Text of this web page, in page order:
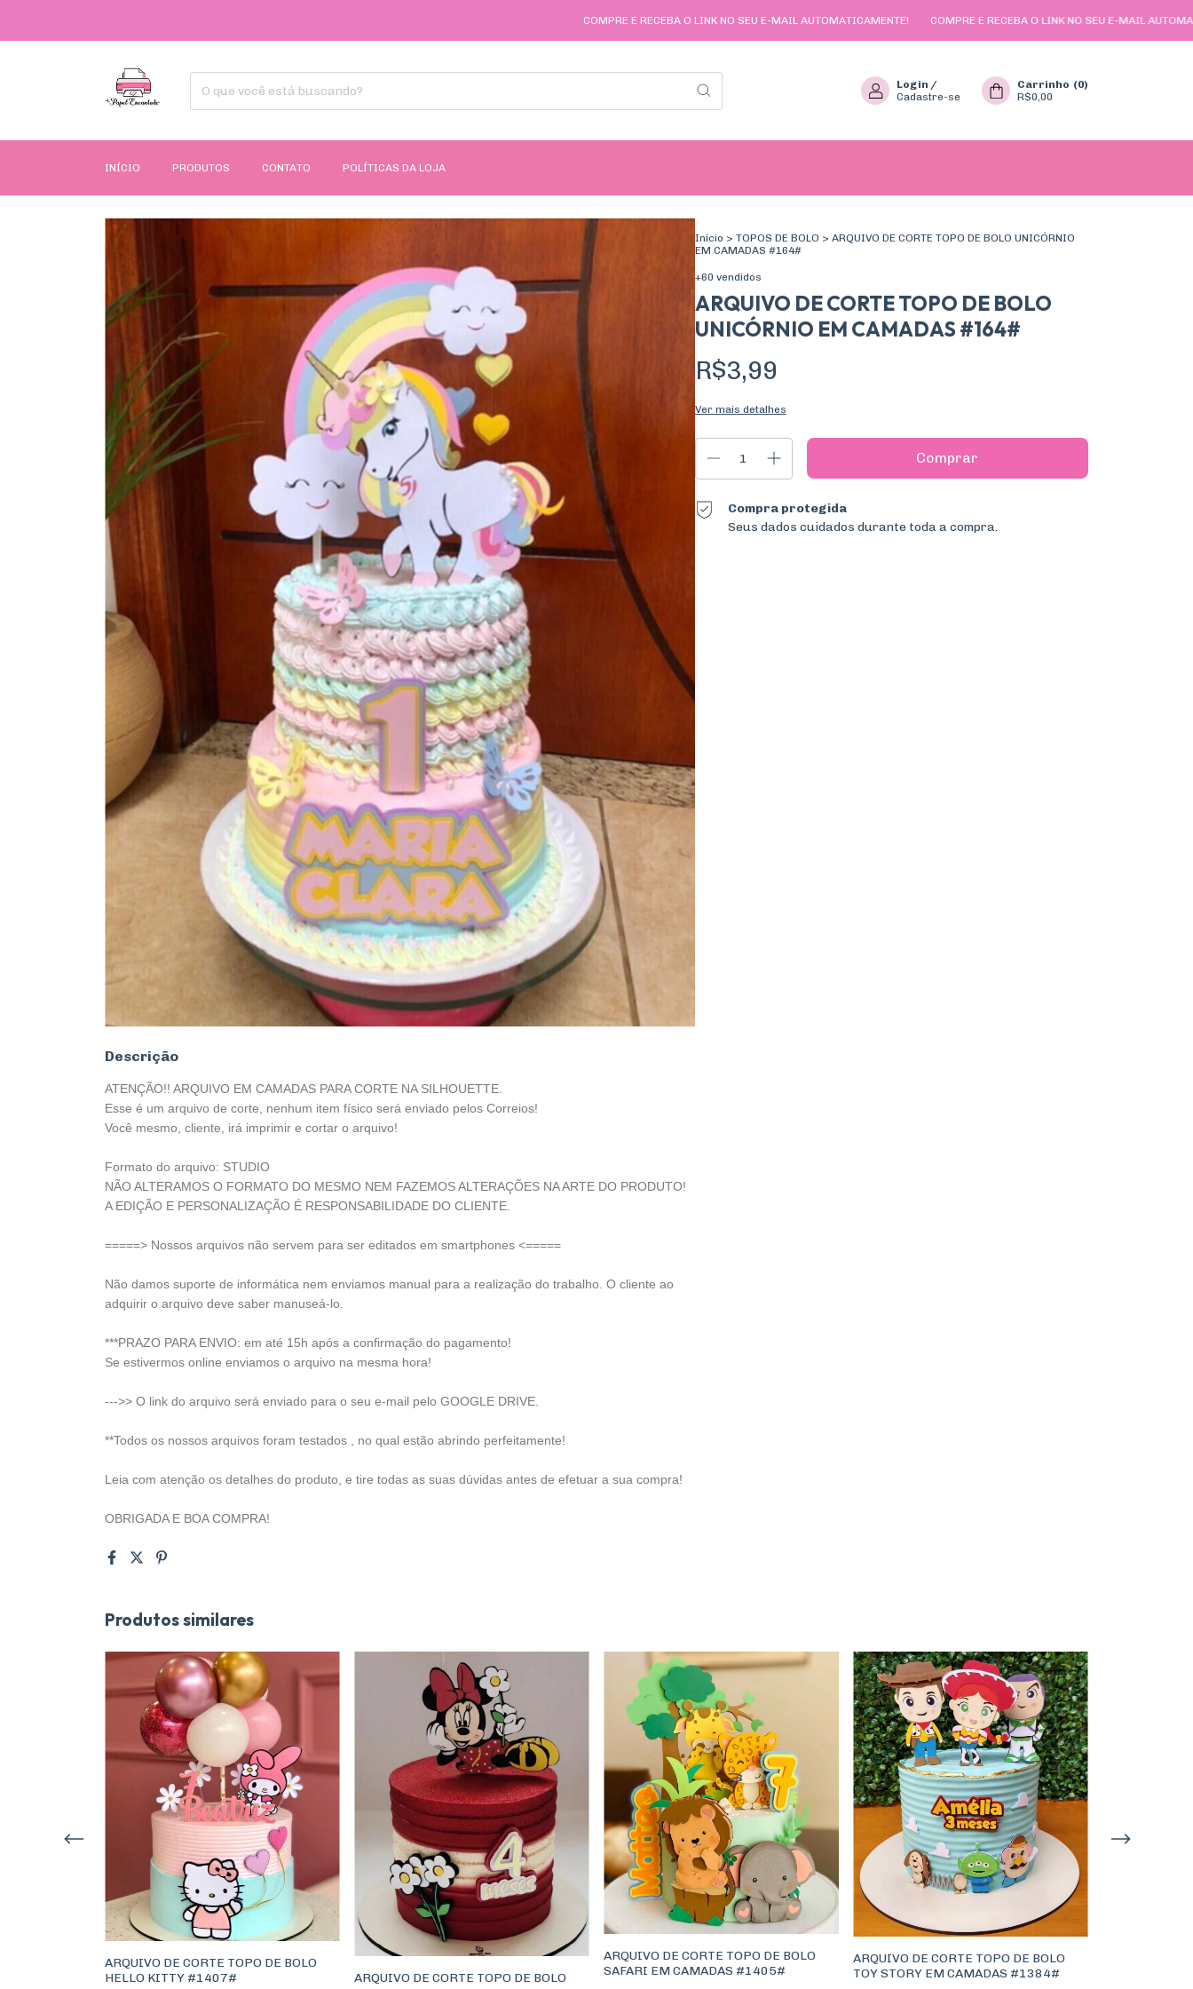
COMPRE E RECEBA O LINK NO SEU E-MAIL AUTOMATICAMENTE! COMPRE E RECEBA O LINK NO SEU E-MAIL
Login /
Cadastre-se
Carrinho (0)
R$0,00
INÍCIO PRODUTOS CONTATO POLÍTICAS DA LOJA
Início > TOPOS DE BOLO > ARQUIVO DE CORTE TOPO DE BOLO UNICÓRNIO
EM CAMADAS #164#
+60 vendidos
ARQUIVO DE CORTE TOPO DE BOLO
UNICÓRNIO EM CAMADAS #164#
R$3,99
Ver mais detalhes
Compra protegida
Seus dados cuidados durante toda a compra.
Descrição
ATENÇÃO!! ARQUIVO EM CAMADAS PARA CORTE NA SILHOUETTE.
Esse é um arquivo de corte, nenhum item físico será enviado pelos Correios!
Você mesmo, cliente, irá imprimir e cortar o arquivo!
Formato do arquivo: STUDIO
NÃO ALTERAMOS O FORMATO DO MESMO NEM FAZEMOS ALTERAÇÕES NA ARTE DO PRODUTO!
A EDIÇÃO E PERSONALIZAÇÃO É RESPONSABILIDADE DO CLIENTE.
=====> Nossos arquivos não servem para ser editados em smartphones <=====
Não damos suporte de informática nem enviamos manual para a realização do trabalho. O cliente ao
adquirir o arquivo deve saber manuseá-lo.
***PRAZO PARA ENVIO: em até 15h após a confirmação do pagamento!
Se estivermos online enviamos o arquivo na mesma hora!
--->> O link do arquivo será enviado para o seu e-mail pelo GOOGLE DRIVE.
**Todos os nossos arquivos foram testados , no qual estão abrindo perfeitamente!
Leia com atenção os detalhes do produto, e tire todas as suas dúvidas antes de efetuar a sua compra!
OBRIGADA E BOA COMPRA!
Produtos similares
ARQUIVO DE CORTE TOPO DE BOLO
HELLO KITTY #1407#
ARQUIVO DE CORTE TOPO DE BOLO
ARQUIVO DE CORTE TOPO DE BOLO
SAFARI EM CAMADAS #1405#
ARQUIVO DE CORTE TOPO DE BOLO
TOY STORY EM CAMADAS #1384#